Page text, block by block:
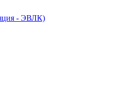
- ЭВЛК)